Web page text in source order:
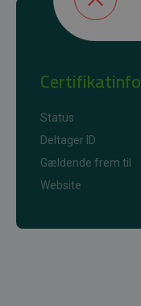
Certifikatinfo
Status
Deltager ID
Gældende frem til
Website